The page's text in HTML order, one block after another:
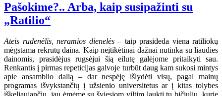
Pašokime?.. Arba, kaip susipažinti su
„Ratilio“
Ateis rudenėlis, neramios dienelės– taip prasideda viena ratiliokų
mėgstama rekrūtų daina. Kaip neįtikėtinai dažnai nutinka su liaudies
dainomis, prasidėjus rugsėjui šią eilutę galėjome pritaikyti sau.
Renkantis į pirmas repeticijas galvoje turbūt daug kam sukosi mintys
apie ansamblio dalią – dar nespėję išlydėti visų, pagal mainų
programas išvykstančių į užsienio universitetus ar į kitas tolybes
iškeliaujančių, jau ėmėme su šviesiom viltim laukti tų bičiulių, kurie